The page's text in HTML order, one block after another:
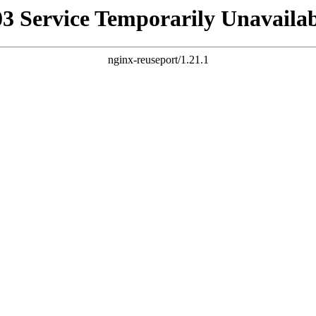
Service Temporarily
nginx-reuseport/1.21.1